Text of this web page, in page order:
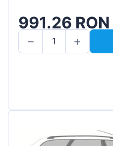
991.26 RON